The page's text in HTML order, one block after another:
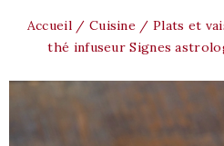
Accueil Cuisine Plats et
thé infuseur Signes